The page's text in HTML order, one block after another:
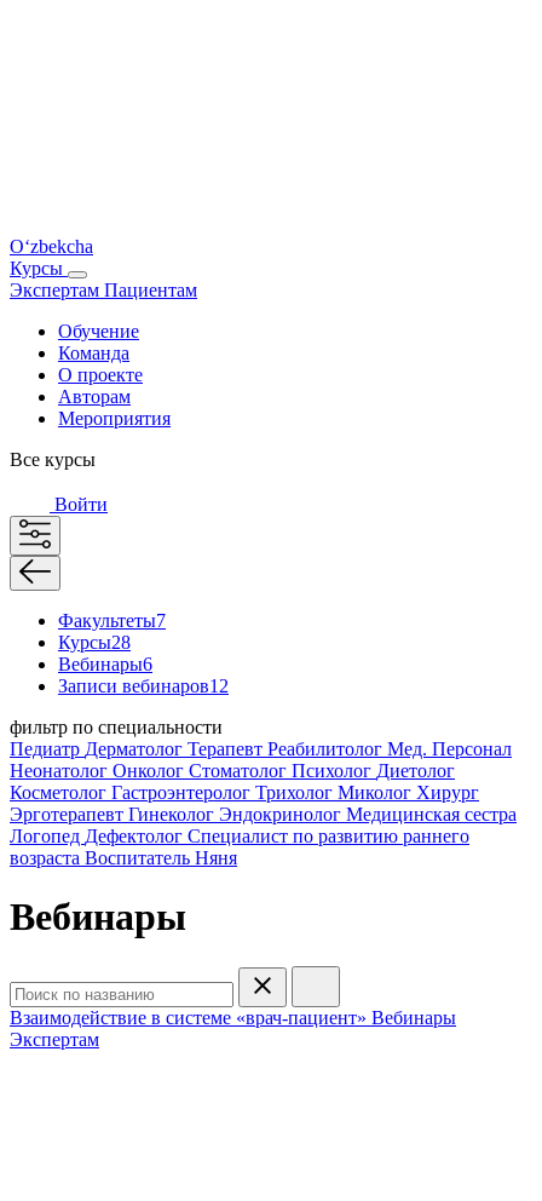
O‘zbekcha
Курсы
Экспертам Пациентам
Обучение
Команда
О проекте
Авторам
Мероприятия
Все курсы
Войти
Факультеты7
Курсы28
Вебинары6
Записи вебинаров12
фильтр по специальности
Педиатр Дерматолог Терапевт Реабилитолог Мед. Персонал
Неонатолог Онколог Стоматолог Психолог Диетолог
Косметолог Гастроэнтеролог Трихолог Миколог Хирург
Эрготерапевт Гинеколог Эндокринолог Медицинская сестра
Логопед Дефектолог Специалист по развитию раннего
возраста Воспитатель Няня
Вебинары
Взаимодействие в системе «врач-пациент» Вебинары
Экспертам